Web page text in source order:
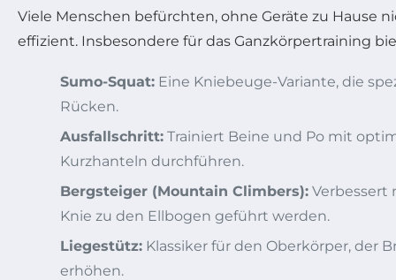
Viele Menschen befürchten, ohne Geräte zu Hause
effizient. Insbesondere für das Ganzkörpertraining
Sumo-Squat: Eine Kniebeuge-Variante, die
Rücken.
Ausfallschritt: Trainiert Beine und Po mit
Kurzhanteln durchführen.
Bergsteiger (Mountain Climbers): Verbessert
Knie zu den Ellbogen geführt werden.
Liegestütz: Klassiker für den Oberkörper, der
erhöhen.